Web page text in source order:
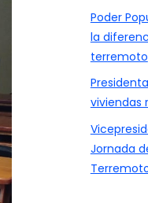
Poder
la
terremoto
viviendas
Jornada